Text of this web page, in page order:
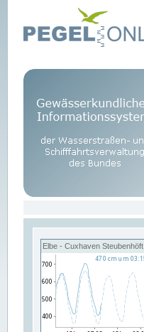
Elbe - Cuxhaven Steubenhöft